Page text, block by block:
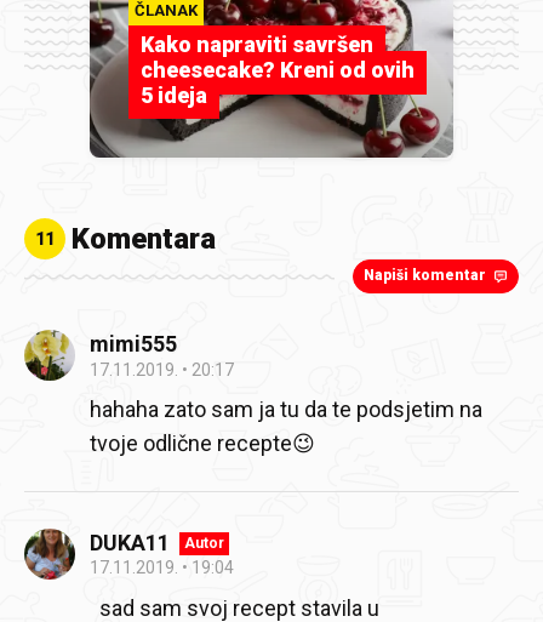
ČLANAK
Kako napraviti savršen
cheesecake? Kreni od ovih
5 ideja
11 Komentara
Napiši komentar
mimi555
17.11.2019. 20:17
hahaha zato sam ja tu da te podsjetim na
tvoje odlične recepte😉
DUKA11 Autor
17.11.2019. 19:04
sad sam svoj recept stavila u